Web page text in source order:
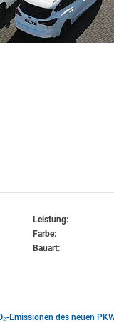
Leistung:
Farbe:
Bauart:
Emissionen des neuen